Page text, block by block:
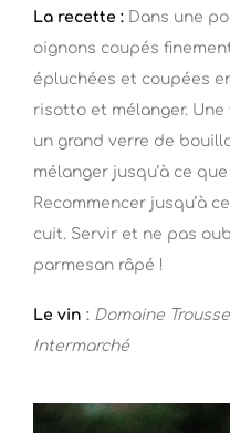
La recette : Dans une
oignons coupés
épluchées et coupées
risotto et mélanger.
un grand verre de
mélanger jusqu’à ce
Recommencer jusqu’à
cuit. Servir et ne pas
parmesan râpé !
Le vin : Domaine
Intermarché